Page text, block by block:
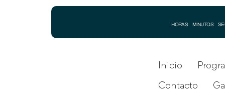
HORAS MINUTOS
Inicio
Contacto